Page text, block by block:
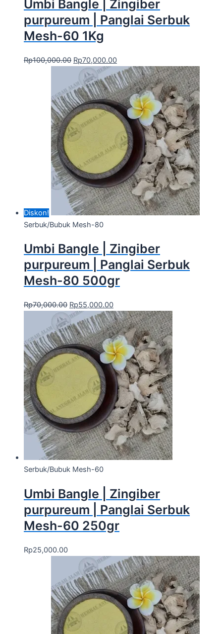
Umbi Bangle | Zingiber
purpureum | Panglai Serbuk
Mesh-60 1Kg
Rp100,000.00 Rp70,000.00
Diskon!
Serbuk/Bubuk Mesh-80
Umbi Bangle | Zingiber
purpureum | Panglai Serbuk
Mesh-80 500gr
Rp70,000.00 Rp55,000.00
Serbuk/Bubuk Mesh-60
Umbi Bangle | Zingiber
purpureum | Panglai Serbuk
Mesh-60 250gr
Rp25,000.00